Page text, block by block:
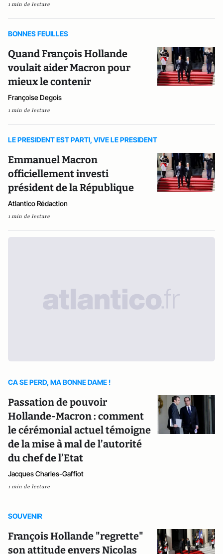
1 min de lecture
BONNES FEUILLES
Quand François Hollande
voulait aider Macron pour
mieux le contenir
Françoise Degois
1 min de lecture
LE PRESIDENT EST PARTI, VIVE LE PRESIDENT
Emmanuel Macron
officiellement investi
président de la République
Atlantico Rédaction
1 min de lecture
CA SE PERD, MA BONNE DAME !
Passation de pouvoir
Hollande-Macron : comment
le cérémonial actuel témoigne
de la mise à mal de l’autorité
du chef de l’Etat
Jacques Charles-Gaffiot
1 min de lecture
SOUVENIR
François Hollande "regrette"
son attitude envers Nicolas